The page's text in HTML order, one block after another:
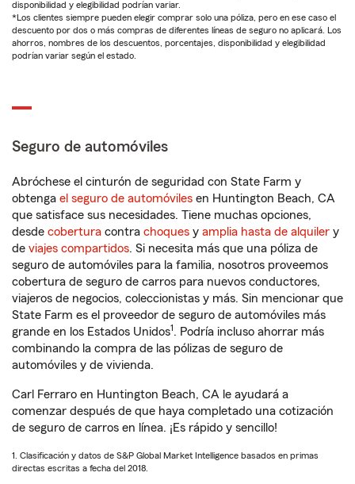
disponibilidad y elegibilidad podrían variar.
*Los clientes siempre pueden elegir comprar solo una póliza, pero en ese caso el
descuento por dos o más compras de diferentes líneas de seguro no aplicará. Los
ahorros, nombres de los descuentos, porcentajes, disponibilidad y elegibilidad
podrían variar según el estado.
Seguro de automóviles
Abróchese el cinturón de seguridad con State Farm y
obtenga el seguro de automóviles en Huntington Beach, CA
que satisface sus necesidades. Tiene muchas opciones,
desde cobertura contra choques y amplia hasta de alquiler y
de viajes compartidos. Si necesita más que una póliza de
seguro de automóviles para la familia, nosotros proveemos
cobertura de seguro de carros para nuevos conductores,
viajeros de negocios, coleccionistas y más. Sin mencionar que
State Farm es el proveedor de seguro de automóviles más
grande en los Estados Unidos1 . Podría incluso ahorrar más
combinando la compra de las pólizas de seguro de
automóviles y de vivienda.
Carl Ferraro en Huntington Beach, CA le ayudará a
comenzar después de que haya completado una cotización
de seguro de carros en línea. ¡Es rápido y sencillo!
1. Clasificación y datos de S&P Global Market Intelligence basados en primas
directas escritas a fecha del 2018.